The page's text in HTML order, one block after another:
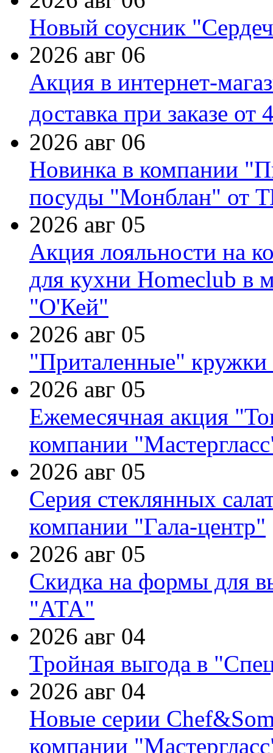
Новый соусник
2026 авг 06
Акция в интернет-
доставка при заказе от
2026 авг 06
Новинка в компании
посуды "Монблан" от
2026 авг 05
Акция лояльности на
для кухни Homeclub в
"О'Кей"
2026 авг 05
"Приталенные" кружки
2026 авг 05
Ежемесячная акция
компании
2026 авг 05
Серия стеклянных
компании "Гала-центр"
2026 авг 05
Скидка на формы для
"АТА"
2026 авг 04
Тройная выгода в
2026 авг 04
Новые серии
компании